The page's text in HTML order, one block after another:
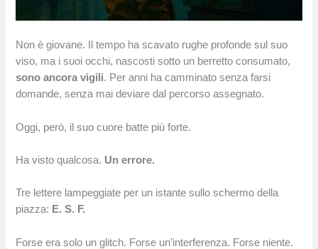
Non è giovane. Il tempo ha scavato rughe profonde sul suo
viso, ma i suoi occhi, nascosti sotto un berretto consumato,
sono ancora vigili. Per anni ha camminato senza farsi
domande, senza mai deviare dal percorso assegnato.
Oggi, però, il suo cuore batte più forte.
Ha visto qualcosa. Un errore.
Tre lettere lampeggiate per un istante sullo schermo della
piazza: E.S. F.
Forse era solo un glitch. Forse un’interferenza. Forse niente.